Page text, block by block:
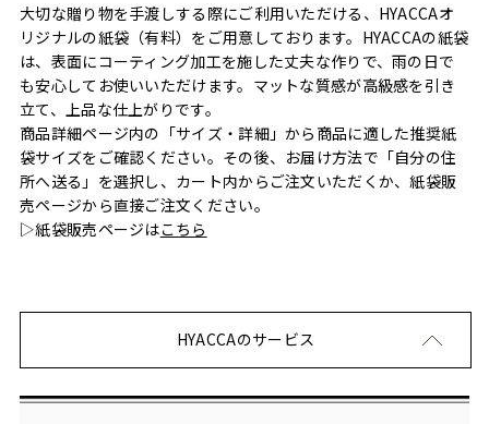
大切な贈り物を手渡しする際にご利用いただける、HYACCAオ
リジナルの紙袋（有料）をご用意しております。HYACCAの紙袋
は、表面にコーティング加工を施した丈夫な作りで、雨の日で
も安心してお使いいただけます。マットな質感が高級感を引き
立て、上品な仕上がりです。
商品詳細ページ内の「サイズ・詳細」から商品に適した推奨紙
袋サイズをご確認ください。その後、お届け方法で「自分の住
所へ送る」を選択し、カート内からご注文いただくか、紙袋販
売ページから直接ご注文ください。
▷紙袋販売ページはこちら
HYACCAのサービス